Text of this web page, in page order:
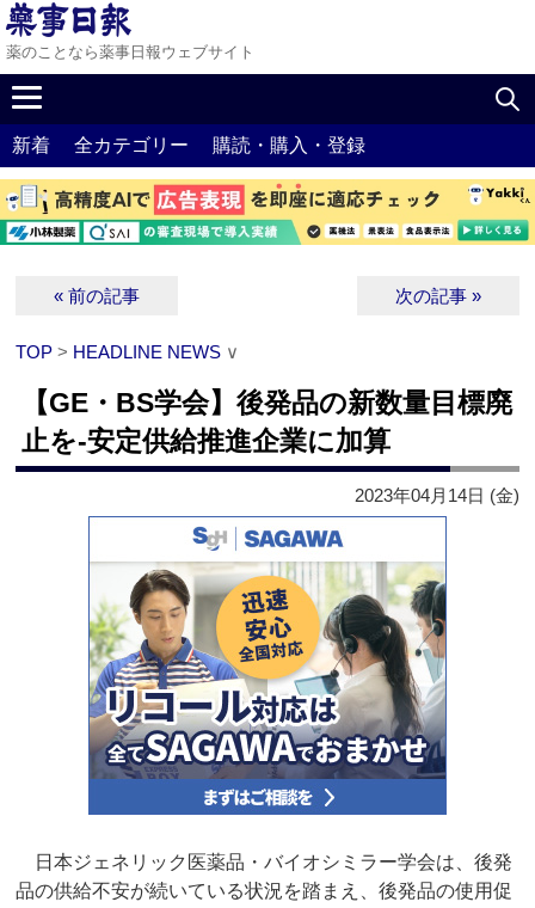
薬のことなら薬事日報ウェブサイト
新着 全カテゴリー 購読・購入・登録
« 前の記事 次の記事 »
TOP > HEADLINE NEWS ∨
【GE・BS学会】後発品の新数量目標廃
止を‐安定供給推進企業に加算
2023年04月14日 (金)
日本ジェネリック医薬品・バイオシミラー学会は、後発
品の供給不安が続いている状況を踏まえ、後発品の使用促